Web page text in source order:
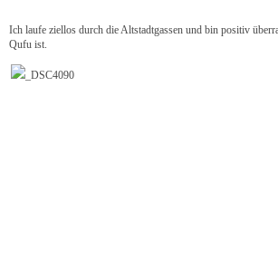
Ich laufe ziellos durch die Altstadtgassen und bin positiv
Qufu ist.